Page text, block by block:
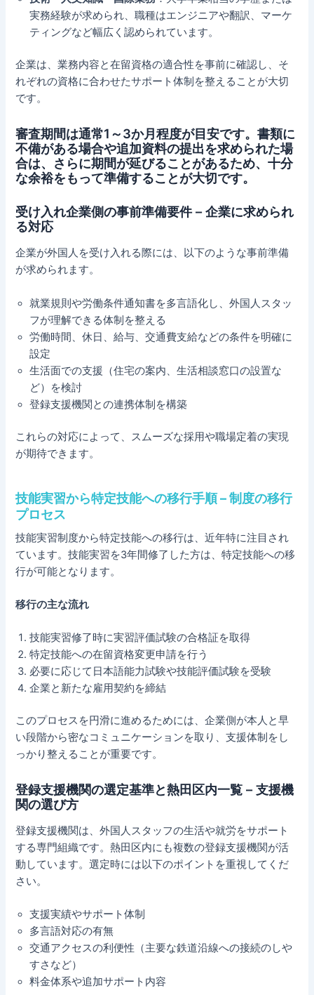
実務経験が求められ、職種はエンジニアや翻訳、マーケ
ティングなど幅広く認められています。
企業は、業務内容と在留資格の適合性を事前に確認し、そ
れぞれの資格に合わせたサポート体制を整えることが大切
です。
審査期間は通常1～3か月程度が目安です。書類に
不備がある場合や追加資料の提出を求められた場
合は、さらに期間が延びることがあるため、十分
な余裕をもって準備することが大切です。
受け入れ企業側の事前準備要件 – 企業に求められ
る対応
企業が外国人を受け入れる際には、以下のような事前準備
が求められます。
就業規則や労働条件通知書を多言語化し、外国人スタッ
フが理解できる体制を整える
労働時間、休日、給与、交通費支給などの条件を明確に
設定
生活面での支援（住宅の案内、生活相談窓口の設置な
ど）を検討
登録支援機関との連携体制を構築
これらの対応によって、スムーズな採用や職場定着の実現
が期待できます。
技能実習から特定技能への移行手順 – 制度の移行
プロセス
技能実習制度から特定技能への移行は、近年特に注目され
ています。技能実習を3年間修了した方は、特定技能への移
行が可能となります。
移行の主な流れ
技能実習修了時に実習評価試験の合格証を取得
特定技能への在留資格変更申請を行う
必要に応じて日本語能力試験や技能評価試験を受験
企業と新たな雇用契約を締結
このプロセスを円滑に進めるためには、企業側が本人と早
い段階から密なコミュニケーションを取り、支援体制をし
っかり整えることが重要です。
登録支援機関の選定基準と熱田区内一覧 – 支援機
関の選び方
登録支援機関は、外国人スタッフの生活や就労をサポート
する専門組織です。熱田区内にも複数の登録支援機関が活
動しています。選定時には以下のポイントを重視してくだ
さい。
支援実績やサポート体制
多言語対応の有無
交通アクセスの利便性（主要な鉄道沿線への接続のしや
すさなど）
料金体系や追加サポート内容